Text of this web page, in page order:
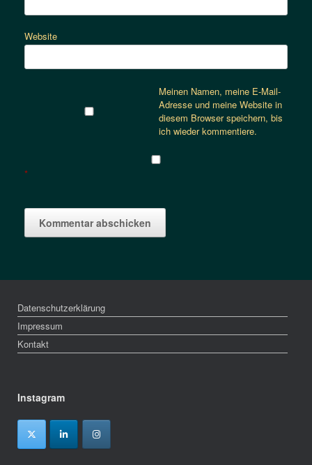
Website
Meinen Namen, meine E-Mail-
Adresse und meine Website in
diesem Browser speichern, bis
ich wieder kommentiere.
*
Datenschutzerklärung
Impressum
Kontakt
Instagram